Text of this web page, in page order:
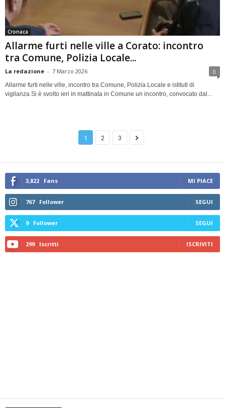
Cronaca
Allarme furti nelle ville a Corato: incontro
tra Comune, Polizia Locale...
La redazione - 7 Marzo 2026 0
Allarme furti nelle ville, incontro tra Comune, Polizia Locale e istituti di
vigilanza Si è svolto ieri in mattinata in Comune un incontro, convocato dal...
1 2 3
3,822 Fans MI PIACE
767 Follower SEGUI
9 Follower SEGUI
299 Iscritti ISCRIVITI